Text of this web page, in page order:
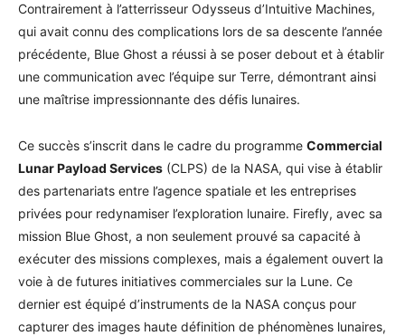
Contrairement à l’atterrisseur Odysseus d’Intuitive Machines,
qui avait connu des complications lors de sa descente l’année
précédente, Blue Ghost a réussi à se poser debout et à établir
une communication avec l’équipe sur Terre, démontrant ainsi
une maîtrise impressionnante des défis lunaires.
Ce succès s’inscrit dans le cadre du programme Commercial
Lunar Payload Services (CLPS) de la NASA, qui vise à établir
des partenariats entre l’agence spatiale et les entreprises
privées pour redynamiser l’exploration lunaire. Firefly, avec sa
mission Blue Ghost, a non seulement prouvé sa capacité à
exécuter des missions complexes, mais a également ouvert la
voie à de futures initiatives commerciales sur la Lune. Ce
dernier est équipé d’instruments de la NASA conçus pour
capturer des images haute définition de phénomènes lunaires,